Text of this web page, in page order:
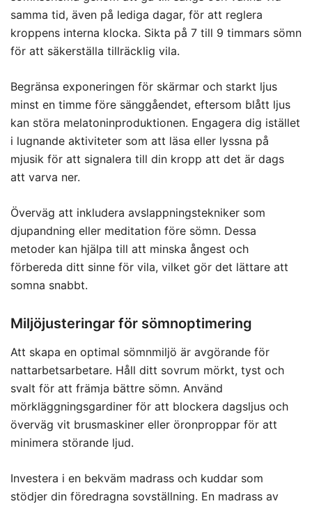
samma tid, även på lediga dagar, för att reglera
kroppens interna klocka. Sikta på 7 till 9 timmars sömn
för att säkerställa tillräcklig vila.
Begränsa exponeringen för skärmar och starkt ljus
minst en timme före sänggåendet, eftersom blått ljus
kan störa melatoninproduktionen. Engagera dig istället
i lugnande aktiviteter som att läsa eller lyssna på
mjusik för att signalera till din kropp att det är dags
att varva ner.
Överväg att inkludera avslappningstekniker som
djupandning eller meditation före sömn. Dessa
metoder kan hjälpa till att minska ångest och
förbereda ditt sinne för vila, vilket gör det lättare att
somna snabbt.
Miljöjusteringar för sömnoptimering
Att skapa en optimal sömnmiljö är avgörande för
nattarbetsarbetare. Håll ditt sovrum mörkt, tyst och
svalt för att främja bättre sömn. Använd
mörkläggningsgardiner för att blockera dagsljus och
överväg vit brusmaskiner eller öronproppar för att
minimera störande ljud.
Investera i en bekväm madrass och kuddar som
stödjer din föredragna sovställning. En madrass av